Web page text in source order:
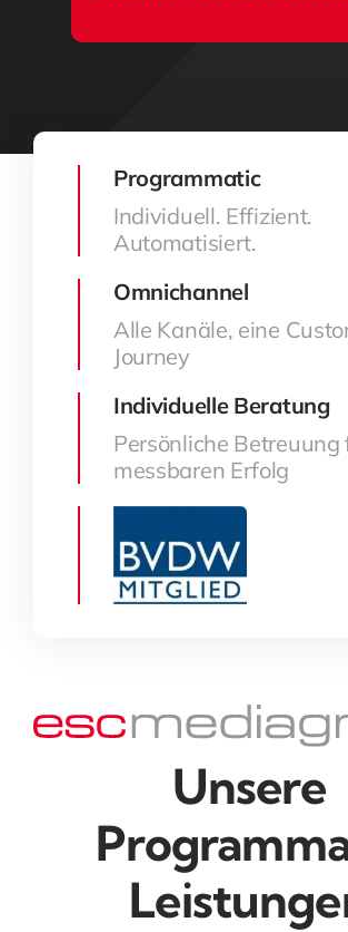
Programmatic
Individuell. Effizient.
Automatisiert.
Omnichannel
Alle Kanäle, eine
Journey
Individuelle Beratung
Persönliche Betreuung
messbaren Erfolg
Unsere